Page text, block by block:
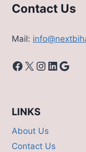
देखे
टेबल
Contact Us
Mail:
Facebook
X Instagram
LinkedIn
LINKS
About Us
Contact Us